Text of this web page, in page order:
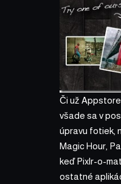
Či už
všade sa v
úpravu fotiek,
Magic Hour,
keď Pixlr-o-
ostatné